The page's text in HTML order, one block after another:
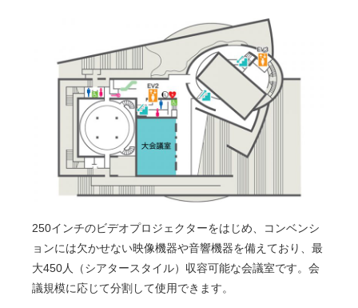
250インチのビデオプロジェクターをはじめ、コンベンシ
ョンには欠かせない映像機器や音響機器を備えており、最
大450人（シアタースタイル）収容可能な会議室です。会
議規模に応じて分割して使用できます。